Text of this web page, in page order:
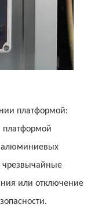
платформой:
платформой
алюминиевых
чрезвычайные
или отключение